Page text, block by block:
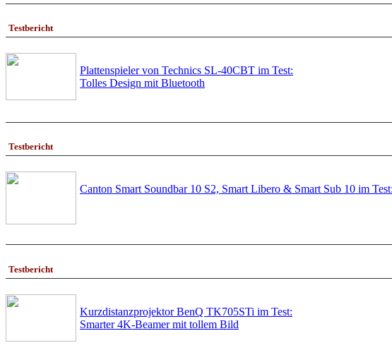
Testbericht
Plattenspieler von Technics SL-40CBT im Test:
Tolles Design mit Bluetooth
Testbericht
Canton Smart Soundbar 10 S2, Smart Libero & Smart Sub 10 im
Testbericht
Kurzdistanzprojektor BenQ TK705STi im Test:
Smarter 4K-Beamer mit tollem Bild